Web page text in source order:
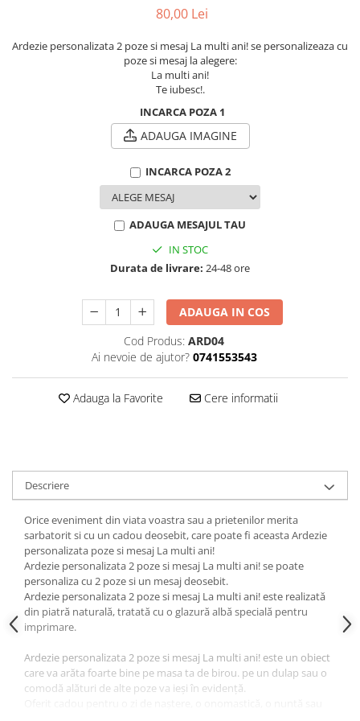
Rame foto personalizate
Plachete personalizate
Tricouri personalizate
Umerase Personalizate
80,00 Lei
Ardezie personalizata 2 poze si mesaj La multi ani! se personalizeaza cu
poze si mesaj la alegere:
La multi ani!
Te iubesc!.
INCARCA POZA 1
ADAUGA IMAGINE
INCARCA POZA 2
ADAUGA MESAJUL TAU
IN STOC
Durata de livrare: 24-48 ore
ADAUGA IN COS
Cod Produs: ARD04
Ai nevoie de ajutor? 0741553543
Adauga la Favorite Cere informatii
Descriere
Orice eveniment din viata voastra sau a prietenilor merita
sarbatorit si cu un cadou deosebit, care poate fi aceasta Ardezie
personalizata poze si mesaj La multi ani!
Ardezie personalizata 2 poze si mesaj La multi ani! se poate
personaliza cu 2 poze si un mesaj deosebit.
Ardezie personalizata 2 poze si mesaj La multi ani! este realizată
din piatră naturală, tratată cu o glazură albă specială pentru
imprimare.
Ardezie personalizata 2 poze si mesaj La multi ani! este un obiect
care va arăta foarte bine pe masa ta de birou. pe un dulap sau o
comodă alături de alte poze va ieși în evidență.